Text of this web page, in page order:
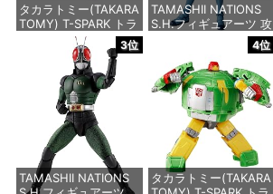
タカラトミー(TAKARA
TOMY) T-SPARK トラ
ンスフォーマー ニュー
レジェンズ NL-07 サ
ウンドウェーブ 可動フ
ィギュア
価格：¥4,440
TAMASHII NATIONS
S.H.フィギュアーツ 攻
殻機動隊 THE GHOST
IN THE SHELL 草薙素
子 約140mm
PVC&ABS製 塗装済み
可動フィギュア
価格：¥9,000
3位
TAMASHII NATIONS
4位
タカラトミー(TAKARA